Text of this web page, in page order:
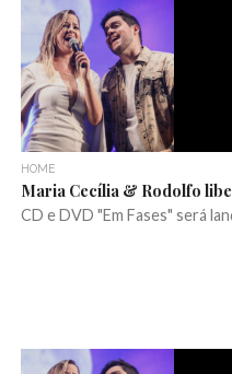
HOME
Maria Cecília & Rodolfo
CD e DVD "Em Fases" será